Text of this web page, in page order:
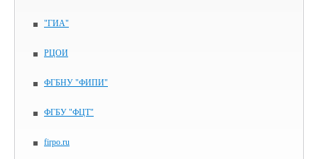
"ГИА"
РЦОИ
ФГБНУ "ФИПИ"
ФГБУ "ФЦТ"
firpo.ru